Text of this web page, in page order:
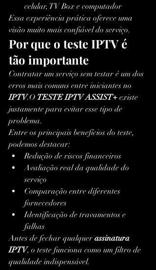
celular, TV Box e computador
Essa experiência prática oferece uma
visão muito mais confiável do serviço.
Por que o teste IPTV é
tão importante
Contratar um serviço sem testar é um dos
erros mais comuns entre iniciantes no
IPTV.O TESTE IPTV ASSIST+ existe
justamente para evitar esse tipo de
problema.
Entre os principais benefícios do teste,
podemos destacar:
Redução de riscos financeiros
Avaliação real da qualidade do
serviço
Comparação entre diferentes
fornecedores
Identificação de travamentos e
falhas
Antes de fechar qualquer assinatura
IPTV, o teste funciona como um filtro de
qualidade indispensável.